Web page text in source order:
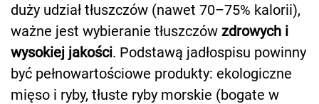
duży udział tłuszczów (nawet 70–75% kalorii),
ważne jest wybieranie tłuszczów zdrowych i
wysokiej jakości. Podstawą jadłospisu powinny
być pełnowartościowe produkty: ekologiczne
mięso i ryby, tłuste ryby morskie (bogate w